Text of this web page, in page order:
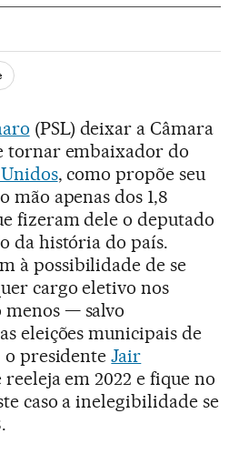
Redes Sociales
(PSL) deixar a Câmara
tornar embaixador do
, como propõe seu
mão apenas dos 1,8
fizeram dele o deputado
da história do país.
à possibilidade de se
cargo eletivo nos
— salvo
eleições municipais de
o presidenteJair
reeleja em 2022 e fique no
caso a inelegibilidade se